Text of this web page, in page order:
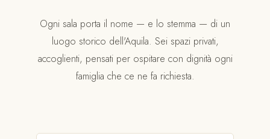
Ogni sala porta il nome — e lo stemma — di un
luogo storico dell'Aquila. Sei spazi privati,
accoglienti, pensati per ospitare con dignità ogni
famiglia che ce ne fa richiesta.